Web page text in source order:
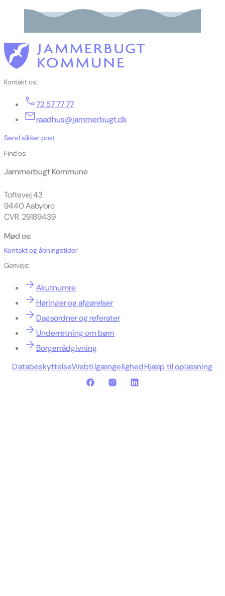
Kontakt os:
72 57 77 77
raadhus@jammerbugt.dk
Send sikker post
Find os:
Jammerbugt Kommune
Toftevej 43
9440 Aabybro
CVR. 29189439
Mød os:
Kontakt og åbningstider
Genveje:
Akutnumre
Høringer og afgørelser
Dagsordner og referater
Underretning om børn
Borgerrådgivning
DatabeskyttelseWebtilgængelighedHjælp til oplæsning